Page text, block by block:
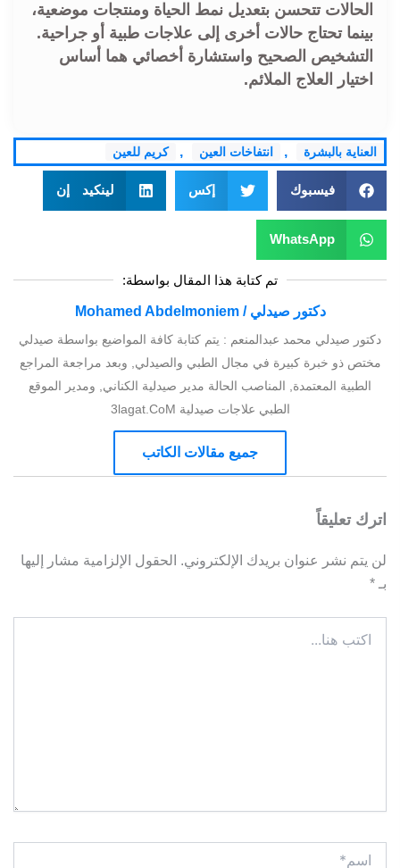
الحالات تتحسن بتعديل نمط الحياة ومنتجات موضعية،
بينما تحتاج حالات أخرى إلى علاجات طبية أو جراحية.
التشخيص الصحيح واستشارة أخصائي هما أساس
اختيار العلاج الملائم.
العناية بالبشرة , انتفاخات العين , كريم للعين
فيسبوك إكس لينكيد إن
WhatsApp
تم كتابة هذا المقال بواسطة:
دكتور صيدلي / Mohamed Abdelmoniem
دكتور صيدلي محمد عبدالمنعم : يتم كتابة كافة المواضيع بواسطة صيدلي
مختص ذو خبرة كبيرة في مجال الطبي والصيدلي, وبعد مراجعة المراجع
الطبية المعتمدة, المناصب الحالة مدير صيدلية الكناني, ومدير الموقع
الطبي علاجات صيدلية 3lagat.CoM
جميع مقالات الكاتب
اترك تعليقاً
لن يتم نشر عنوان بريدك الإلكتروني. الحقول الإلزامية مشار إليها
بـ *
هنا...